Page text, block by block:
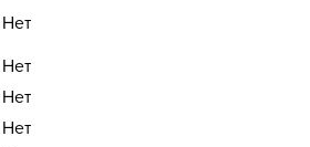
Нет
Нет
Нет
Нет